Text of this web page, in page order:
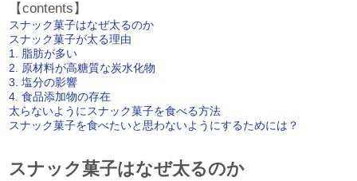
【contents】
スナック菓子はなぜ太るのか
スナック菓子が太る理由
1. 脂肪が多い
2. 原材料が高糖質な炭水化物
3. 塩分の影響
4. 食品添加物の存在
太らないようにスナック菓子を食べる方法
スナック菓子を食べたいと思わないようにするためには？
スナック菓子はなぜ太るのか